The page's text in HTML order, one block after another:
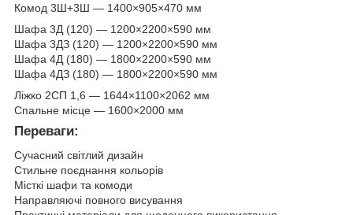
Комод 3Ш+3Ш — 1400×905×470 мм
Шафа 3Д (120) — 1200×2200×590 мм
Шафа 3ДЗ (120) — 1200×2200×590 мм
Шафа 4Д (180) — 1800×2200×590 мм
Шафа 4ДЗ (180) — 1800×2200×590 мм
Ліжко 2СП 1,6 — 1644×1100×2062 мм
Спальне місце — 1600×2000 мм
Переваги:
Сучасний світлий дизайн
Стильне поєднання кольорів
Місткі шафи та комоди
Направляючі повного висування